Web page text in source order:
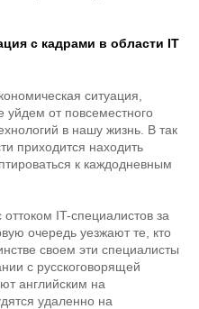
с кадрами в области IТ
ситуация,
уйдем от повсеместного
в нашу жизнь. В так
приходится находить
к каждодневным
IT-специалистов за
очередь уезжают те, кто
своем эти специалисты
с русскоговорящей
английским на
удаленно на